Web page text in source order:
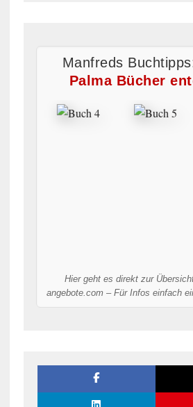
Manfreds
Palma Bücher
Hier geht es direkt zur
angebote.com – Für Infos einfach